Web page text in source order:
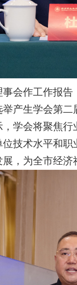
作工作报告
举产生学会第
会将聚焦行
技术水平和
，为全市经